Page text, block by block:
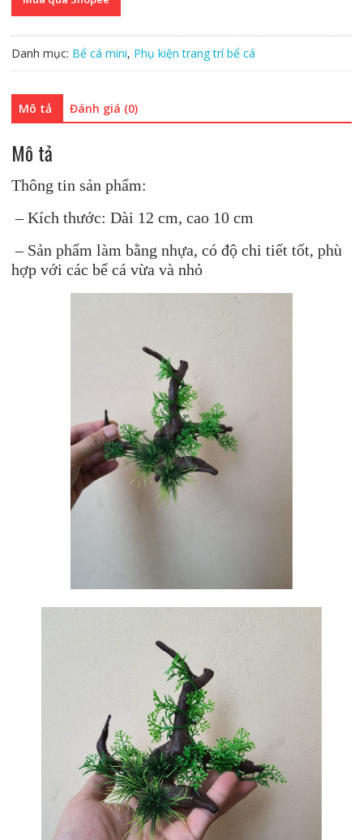
Danh mục: Bể cá mini, Phụ kiện trang trí bể cá
Mô tả Đánh giá (0)
Mô tả
Thông tin sản phẩm:
– Kích thước: Dài 12 cm, cao 10 cm
– Sản phẩm làm bằng nhựa, có độ chi tiết tốt, phù
hợp với các bể cá vừa và nhỏ